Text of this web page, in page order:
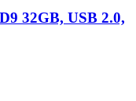
32GB, USB 2.0,